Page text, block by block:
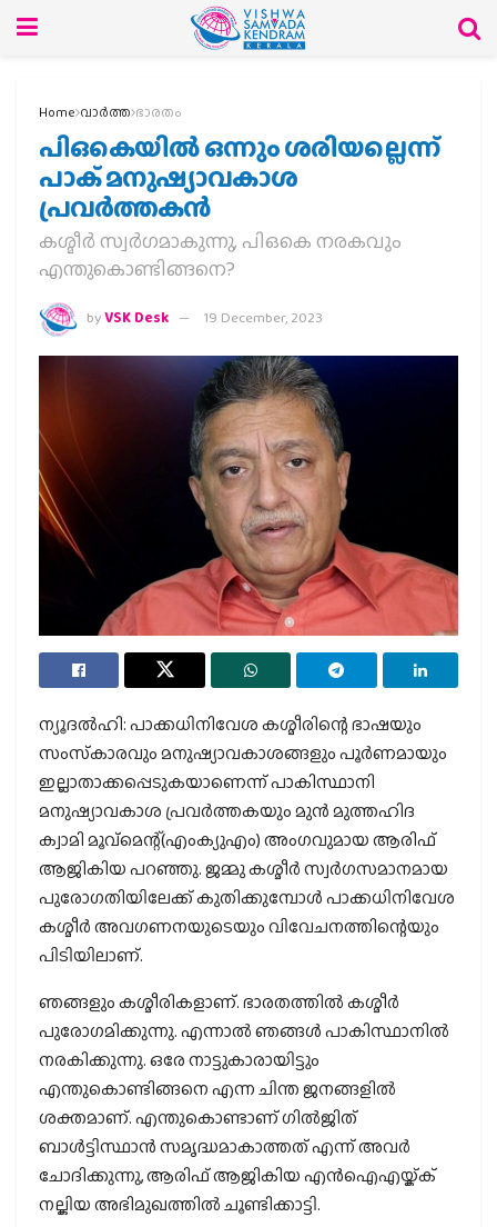
Home വാര്‍ത്ത ഭാരതം
പിഒകെയില്‍ ഒന്നും ശരിയല്ലെന്ന്
പാക് മനുഷ്യാവകാശ
പ്രവര്‍ത്തകന്‍
കശ്മീര്‍ സ്വര്‍ഗമാകുന്നു, പിഒകെ നരകവും
എന്തുകൊണ്ടിങ്ങനെ?
byVSK Desk 19 December, 2023
ന്യൂദല്‍ഹി: പാക്കധിനിവേശ കശ്മീരിന്റെ ഭാഷയും
സംസ്‌കാരവും മനുഷ്യാവകാശങ്ങളും പൂര്‍ണമായും
ഇല്ലാതാക്കപ്പെടുകയാണെന്ന് പാകിസ്ഥാനി
മനുഷ്യാവകാശ പ്രവര്‍ത്തകയും മുന്‍ മുത്തഹിദ
ക്വാമി മൂവ്മെന്റ്(എംക്യുഎം) അംഗവുമായ ആരിഫ്
ആജികിയ പറഞ്ഞു. ജമ്മു കശ്മീര്‍ സ്വര്‍ഗസമാനമായ
പുരോഗതിയിലേക്ക് കുതിക്കുമ്പോള്‍ പാക്കധിനിവേശ
കശ്മീര്‍ അവഗണനയുടെയും വിവേചനത്തിന്റെയും
പിടിയിലാണ്.
ഞങ്ങളും കശ്മീരികളാണ്. ഭാരതത്തില്‍ കശ്മീര്‍
പുരോഗമിക്കുന്നു. എന്നാല്‍ ഞങ്ങള്‍ പാകിസ്ഥാനില്‍
നരകിക്കുന്നു. ഒരേ നാട്ടുകാരായിട്ടും
എന്തുകൊണ്ടിങ്ങനെ എന്ന ചിന്ത ജനങ്ങളില്‍
ശക്തമാണ്. എന്തുകൊണ്ടാണ് ഗില്‍ജിത്
ബാള്‍ട്ടിസ്ഥാന്‍ സമൃദ്ധമാകാത്തത് എന്ന് അവര്‍
ചോദിക്കുന്നു, ആരിഫ് ആജികിയ എന്‍ഐഎയ്ക്ക്
നല്കിയ അഭിമുഖത്തില്‍ ചൂണ്ടിക്കാട്ടി.